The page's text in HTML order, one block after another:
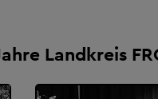
Landkreis